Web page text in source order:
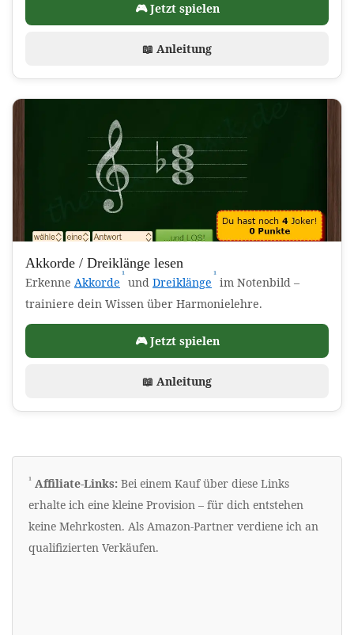
🎮 Jetzt spielen
📖 Anleitung
Akkorde / Dreiklänge lesen
Erkenne Akkorde (Affiliate-Link)
¹ und Dreiklänge (Affiliate-Link)
¹ im Notenbild –
trainiere dein Wissen über Harmonielehre.
🎮 Jetzt spielen
📖 Anleitung
Erklärung zu Werbelinks
¹ Affiliate-Links: Bei einem Kauf über diese Links
erhalte ich eine kleine Provision – für dich entstehen
keine Mehrkosten. Als Amazon-Partner verdiene ich an
qualifizierten Verkäufen.